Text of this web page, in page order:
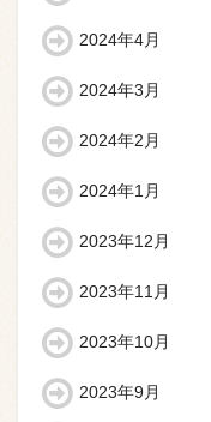
2024年4月
2024年3月
2024年2月
2024年1月
2023年12月
2023年11月
2023年10月
2023年9月